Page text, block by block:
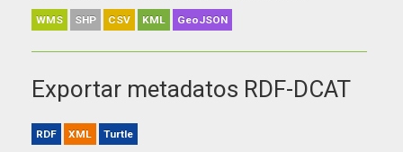
WMS SHP CSV KML GeoJSON
Exportar metadatos RDF-DCAT
RDF XML Turtle